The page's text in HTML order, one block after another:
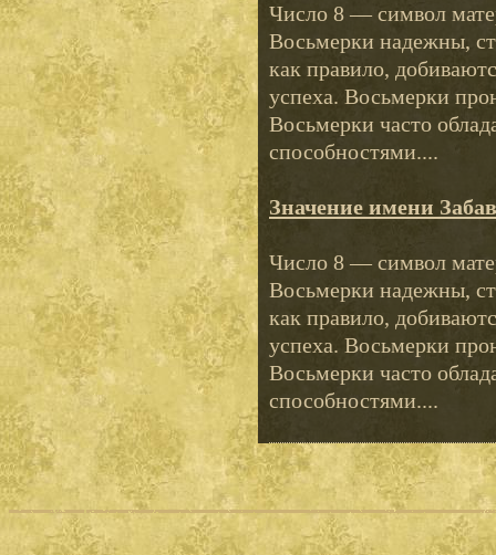
Число 8 — символ
Восьмерки надежны,
как правило,
успеха. Восьмерки
Восьмерки часто
способностями....
Значение имени
Число 8 — символ
Восьмерки надежны,
как правило,
успеха. Восьмерки
Восьмерки часто
способностями....